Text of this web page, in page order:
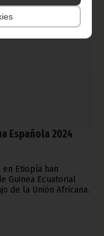
Española 2024
Etiopía han
Guinea Ecuatorial
de la Unión Africana.